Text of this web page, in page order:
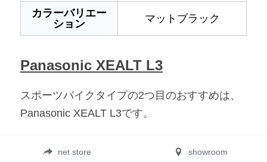
カラーバリエー
ション
マットブラック
Panasonic XEALT L3
スポーツバイクタイプの2つ目のおすすめは、
Panasonic XEALT L3です。
net store showroom